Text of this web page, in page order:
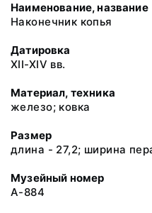
Наименование, название
Наконечник копья
Датировка
XII-XIV вв.
Материал, техника
железо; ковка
Размер
длина - 27,2; ширина
Музейный номер
А-884